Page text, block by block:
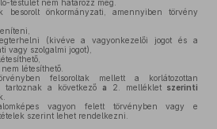
testület nem határozz meg.
besorolt önkormányzati, amennyiben törvény
(kivéve a vagyonkezelői jogot és a
vagy szolgalmi jogot),
létesíthető.
felsoroltak mellett a korlátozottan
tartoznak a következőa 2. mellékletszerinti
vagyon felett törvényben vagy e
szerint lehet rendelkezni.